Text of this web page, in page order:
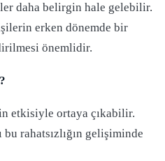
daha belirgin hale gelebilir.
erken dönemde bir
önemlidir.
etkisiyle ortaya çıkabilir.
rahatsızlığın gelişiminde